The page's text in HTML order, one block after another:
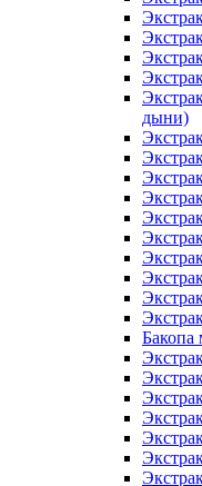
дыни)
Бакопа